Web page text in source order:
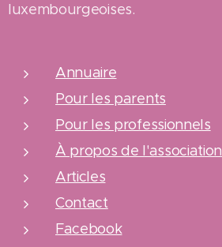
luxembourgeoises.
Annuaire
Pour les parents
Pour les professionnels
À propos de l'association
Articles
Contact
Facebook